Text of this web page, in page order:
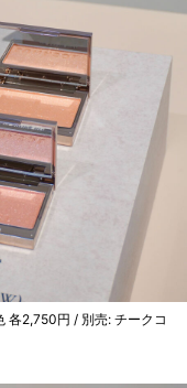
各2,750円 / 別売: チークコ